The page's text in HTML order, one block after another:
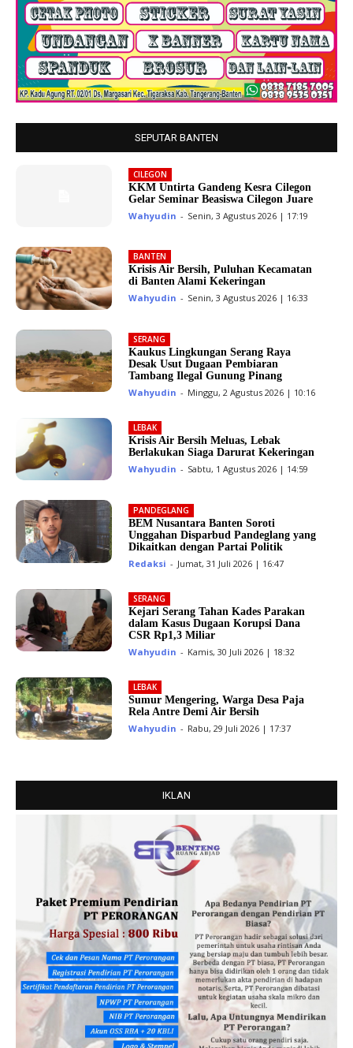
SEPUTAR BANTEN
CILEGON
KKM Untirta Gandeng Kesra Cilegon
Gelar Seminar Beasiswa Cilegon Juare
Wahyudin - Senin, 3 Agustus 2026 | 17:19
BANTEN
Krisis Air Bersih, Puluhan Kecamatan
di Banten Alami Kekeringan
Wahyudin - Senin, 3 Agustus 2026 | 16:33
SERANG
Kaukus Lingkungan Serang Raya
Desak Usut Dugaan Pembiaran
Tambang Ilegal Gunung Pinang
Wahyudin - Minggu, 2 Agustus 2026 | 10:16
LEBAK
Krisis Air Bersih Meluas, Lebak
Berlakukan Siaga Darurat Kekeringan
Wahyudin - Sabtu, 1 Agustus 2026 | 14:59
PANDEGLANG
BEM Nusantara Banten Soroti
Unggahan Disparbud Pandeglang yang
Dikaitkan dengan Partai Politik
Redaksi - Jumat, 31 Juli 2026 | 16:47
SERANG
Kejari Serang Tahan Kades Parakan
dalam Kasus Dugaan Korupsi Dana
CSR Rp1,3 Miliar
Wahyudin - Kamis, 30 Juli 2026 | 18:32
LEBAK
Sumur Mengering, Warga Desa Paja
Rela Antre Demi Air Bersih
Wahyudin - Rabu, 29 Juli 2026 | 17:37
IKLAN